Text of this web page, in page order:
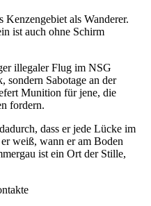
Kenzengebiet als Wanderer.
ist auch ohne Schirm
illegaler Flug im NSG
sondern Sabotage an der
Munition für jene, die
fordern.
dass er jede Lücke im
weiß, wann er am Boden
ist ein Ort der Stille,